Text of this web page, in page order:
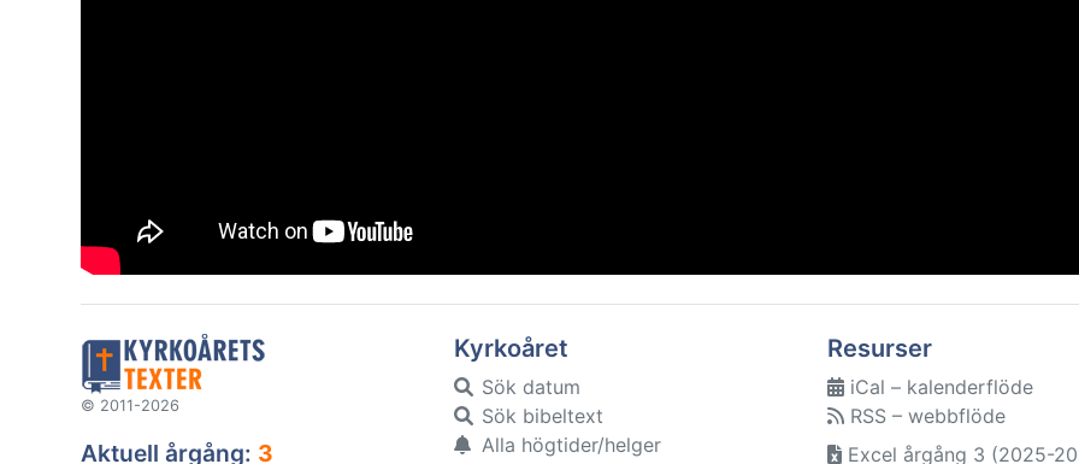
© 2011-2026
Aktuell årgång: 3
Kyrkoåret
Sök datum
Sök bibeltext
Alla högtider/helger
Resurser
iCal – kalenderflöde
RSS – webbflöde
Excel årgång 3 (2025-